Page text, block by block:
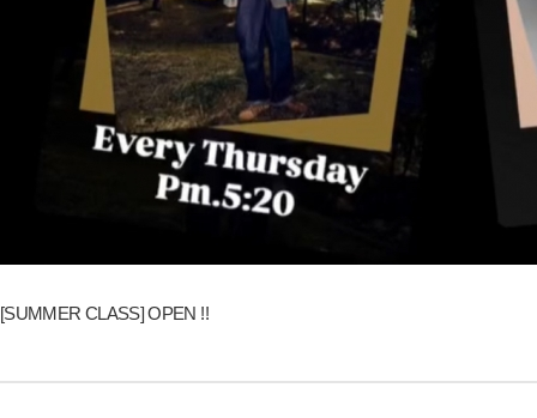
[SUMMER CLASS] OPEN !!